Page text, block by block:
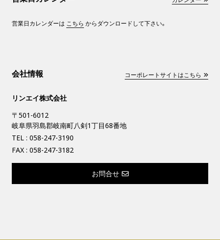
営業日カレンダーは こちら からダウンロードして下さい。
会社情報 コーポレートサイトはこちら
リンエイ株式会社
〒501-6012
岐阜県羽島郡岐南町八剣1丁目68番地
TEL : 058-247-3190
FAX : 058-247-3182
お問合せ